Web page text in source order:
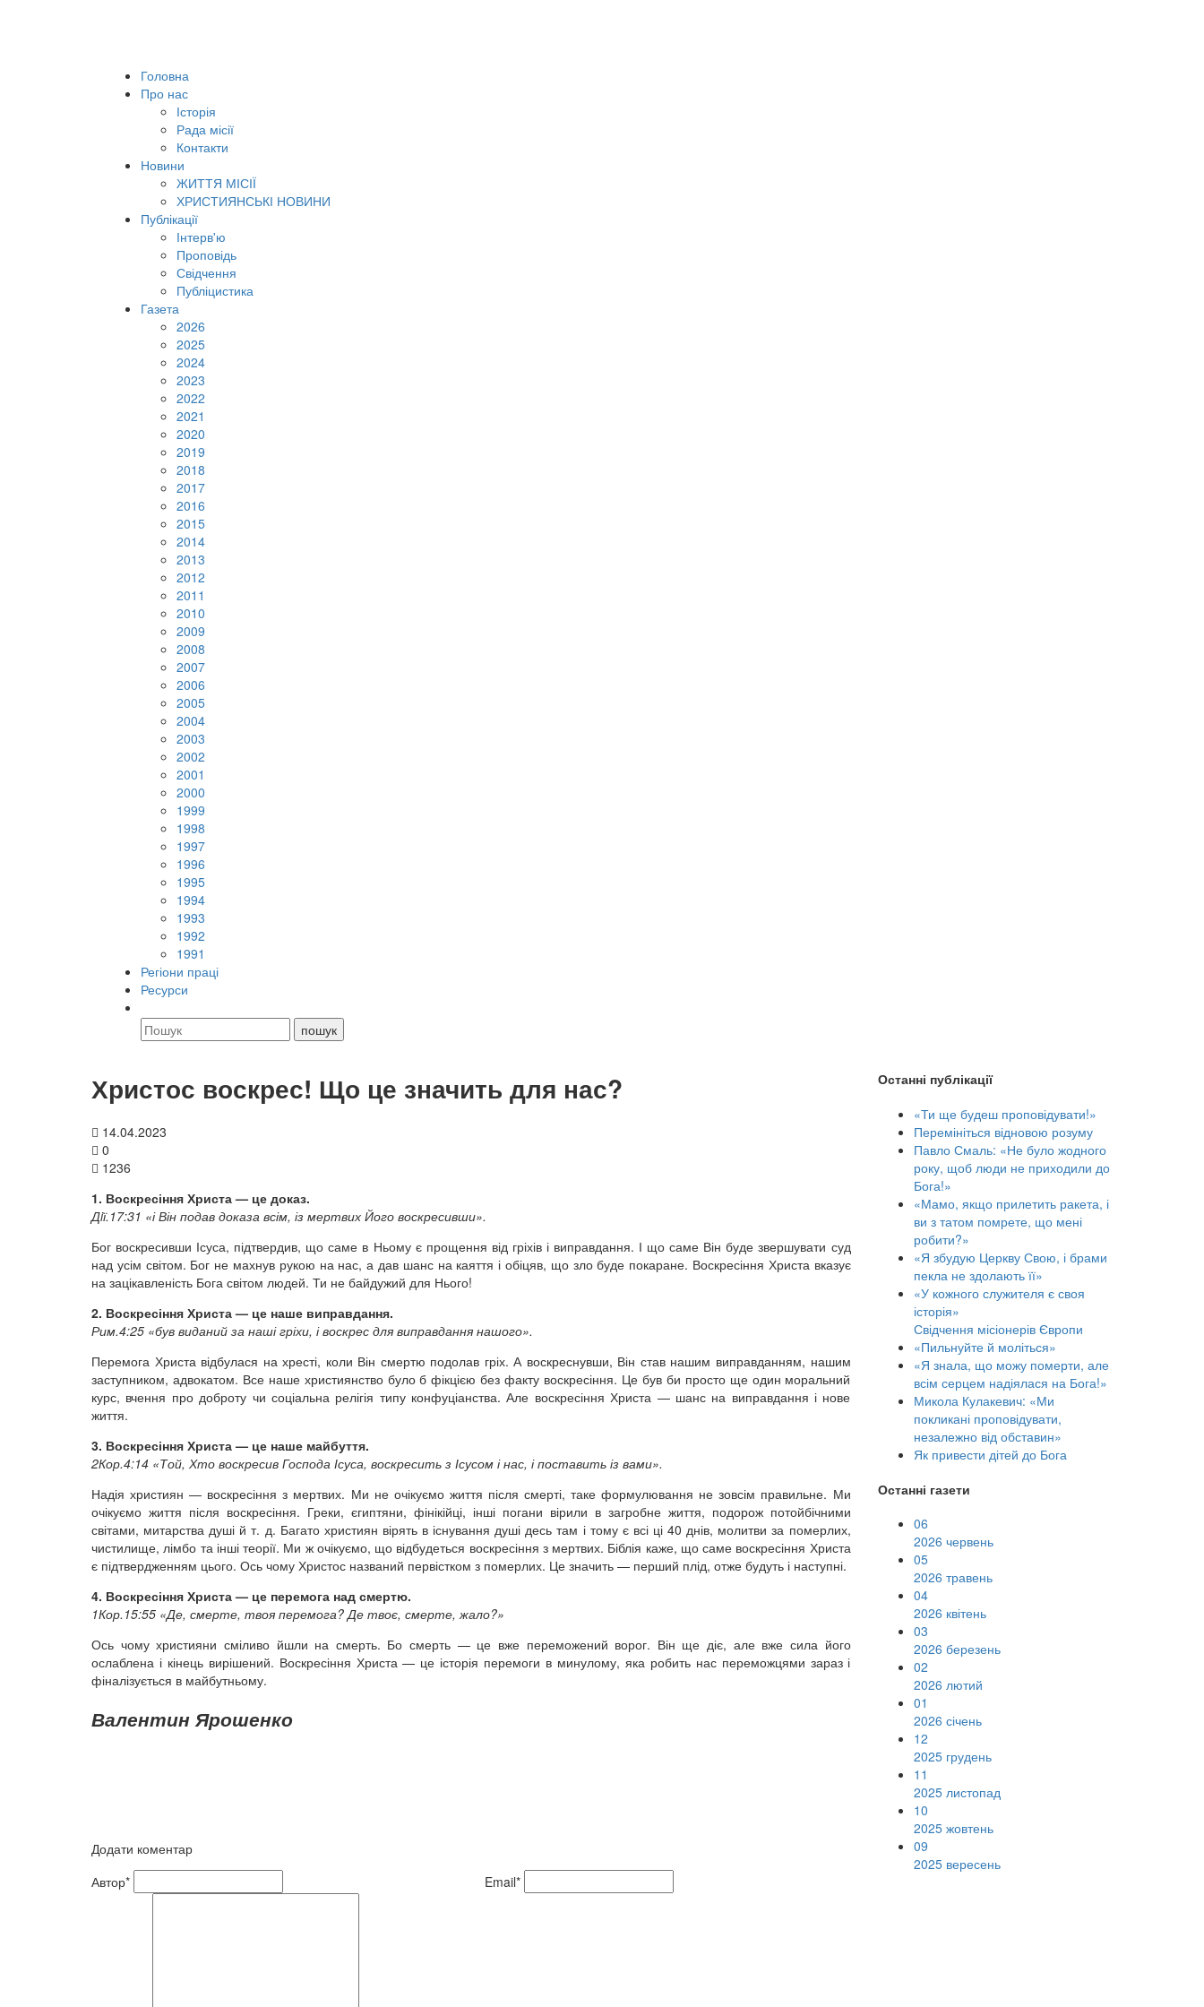
Головна
Про нас
Історія
Рада місії
Контакти
Новини
ЖИТТЯ МІСІЇ
ХРИСТИЯНСЬКІ НОВИНИ
Публікації
Інтерв'ю
Проповідь
Свідчення
Публіцистика
Газета
2026
2025
2024
2023
2022
2021
2020
2019
2018
2017
2016
2015
2014
2013
2012
2011
2010
2009
2008
2007
2006
2005
2004
2003
2002
2001
2000
1999
1998
1997
1996
1995
1994
1993
1992
1991
Регіони праці
Ресурси
Христос воскрес! Що це значить для нас?
14.04.2023
0
1236
1. Воскресіння Христа — це доказ.
Дiї.17:31 «і Він подав доказа всім, із мертвих Його воскресивши».
Бог воскресивши Ісуса, підтвердив, що саме в Ньому є прощення від гріхів і виправдання. І що саме Він буде звершувати суд
над усім світом. Бог не махнув рукою на нас, а дав шанс на каяття і обіцяв, що зло буде покаране. Воскресіння Христа вказує
на зацікавленість Бога світом людей. Ти не байдужий для Нього!
2. Воскресіння Христа — це наше виправдання.
Рим.4:25 «був виданий за наші гріхи, і воскрес для виправдання нашого».
Перемога Христа відбулася на хресті, коли Він смертю подолав гріх. А воскреснувши, Він став нашим виправданням, нашим
заступником, адвокатом. Все наше християнство було б фікцією без факту воскресіння. Це був би просто ще один моральний
курс, вчення про доброту чи соціальна релігія типу конфуціанства. Але воскресіння Христа — шанс на виправдання і нове
життя.
3. Воскресіння Христа — це наше майбуття.
2Кор.4:14 «Той, Хто воскресив Господа Ісуса, воскресить з Ісусом і нас, і поставить із вами».
Надія християн — воскресіння з мертвих. Ми не очікуємо життя після смерті, таке формулювання не зовсім правильне. Ми
очікуємо життя після воскресіння. Греки, єгиптяни, фінікійці, інші погани вірили в загробне життя, подорож потойбічними
світами, митарства душі й т. д. Багато християн вірять в існування душі десь там і тому є всі ці 40 днів, молитви за померлих,
чистилище, лімбо та інші теорії. Ми ж очікуємо, що відбудеться воскресіння з мертвих. Біблія каже, що саме воскресіння Христа
є підтвердженням цього. Ось чому Христос названий первістком з померлих. Це значить — перший плід, отже будуть і наступні.
4. Воскресіння Христа — це перемога над смертю.
1Кор.15:55 «Де, смерте, твоя перемога? Де твоє, смерте, жало?»
Ось чому християни сміливо йшли на смерть. Бо смерть — це вже переможений ворог. Він ще діє, але вже сила його
ослаблена і кінець вирішений. Воскресіння Христа — це історія перемоги в минулому, яка робить нас переможцями зараз і
фіналізується в майбутньому.
Валентин Ярошенко
Додати коментар
Автор*
Email*
Останні публікації
«Ти ще будеш проповідувати!»
Перемініться відновою розуму
Павло Смаль: «Не було жодного
року, щоб люди не приходили до
Бога!»
«Мамо, якщо прилетить ракета, і
ви з татом помрете, що мені
робити?»
«Я збудую Церкву Свою, і брами
пекла не здолають її»
«У кожного служителя є своя
історія»
Свідчення місіонерів Європи
«Пильнуйте й моліться»
«Я знала, що можу померти, але
всім серцем надіялася на Бога!»
Микола Кулакевич: «Ми
покликані проповідувати,
незалежно від обставин»
Як привести дітей до Бога
Останні газети
06
2026 червень
05
2026 травень
04
2026 квітень
03
2026 березень
02
2026 лютий
01
2026 січень
12
2025 грудень
11
2025 листопад
10
2025 жовтень
09
2025 вересень